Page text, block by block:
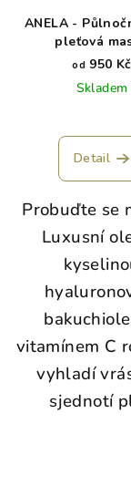
ANELA -
pleťová
od 950 Kč
Skladem
Detail
Probuďte se
Luxusní
vitamínem C
vyhladí
sjednotí